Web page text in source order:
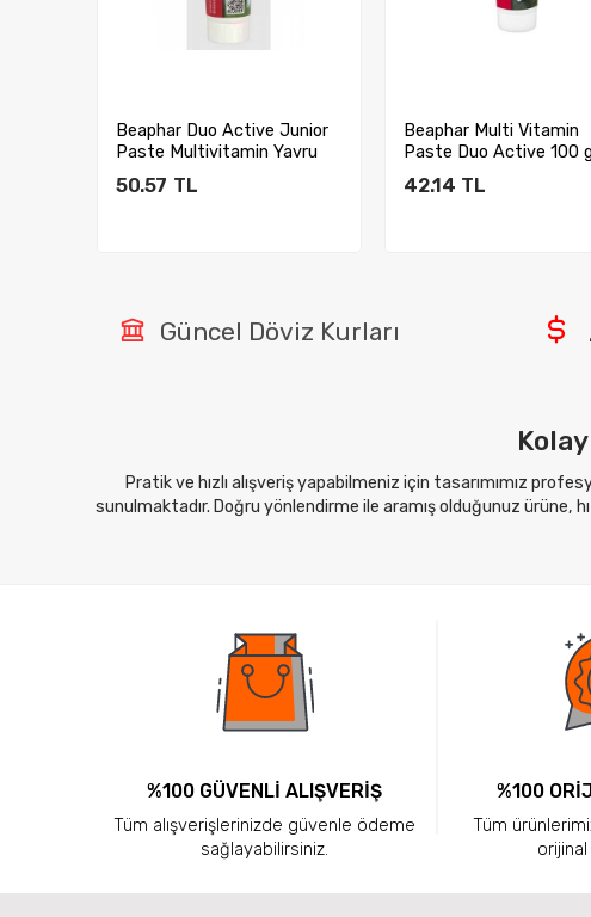
Beaphar Duo Active Junior
Paste Multivitamin Yavru
Kedi Mac...
50.57 TL
Beaphar Multi Vitamin
Paste Duo Active 100
42.14 TL
Güncel Döviz Kurları
Pratik ve hızlı alışveriş yapabilmeniz için tasarımımız
sunulmaktadır. Doğru yönlendirme ile aramış olduğunuz ürüne,
%100 GÜVENLİ ALIŞVERİŞ
Tüm alışverişlerinizde güvenle ödeme
sağlayabilirsiniz.
%100
Tüm
orijinal